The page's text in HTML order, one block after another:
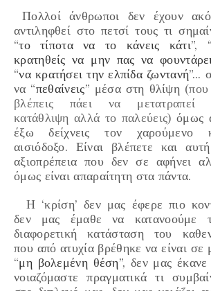
Πολλοί άνθρωποι δεν έχουν
αντιληφθεί στο πετσί τους τι
“το τίποτα να το κάνεις κάτι”,
κρατηθείς να μην πας να
“να κρατήσει την ελπίδα ζωντανή”…
να “πεθαίνεις” μέσα στη θλίψη (που
βλέπεις πάει να μετατραπεί
κατάθλιψη αλλά το παλεύεις) όμως
έξω δείχνεις τον χαρούμενο
αισιόδοξο. Είναι βλέπετε και
αξιοπρέπεια που δεν σε αφήνει
όμως είναι απαραίτητη στα πάντα.
Η ‘κρίση’ δεν μας έφερε πιο
δεν μας έμαθε να κατανοούμε
διαφορετική κατάσταση του
που από ατυχία βρέθηκε να είναι σε
“μη βολεμένη θέση”, δεν μας έκανε
νοιαζόμαστε πραγματικά τι